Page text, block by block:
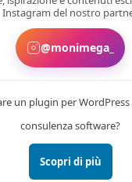
Instagram del nostro
@monimega_
un plugin per
consulenza software?
Scopri di più